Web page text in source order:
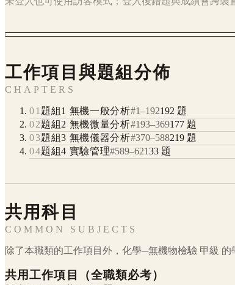
工作項目與題組分佈
CHAPTERS
01 題組1 無機一般分析#1–192192 題
02題組2 無機微量分析#193–369177題
03題組3 無機儀器分析#370–588219題
04題組4 實驗管理#589–62133 題
共用科目
COMMON SUBJECTS
除了本職類的工作項目外， 化學─無機物檢驗 甲級 的
共用工作項目（全職類必考）